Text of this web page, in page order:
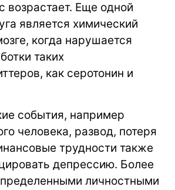
возрастает. Еще одной
является химический
когда нарушается
таких
как серотонин и
события, например
человека, развод, потеря
трудности также
депрессию. Более
личностными